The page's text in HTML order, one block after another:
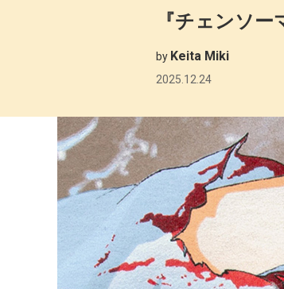
『チェンソ
by Keita Miki
2025.12.24